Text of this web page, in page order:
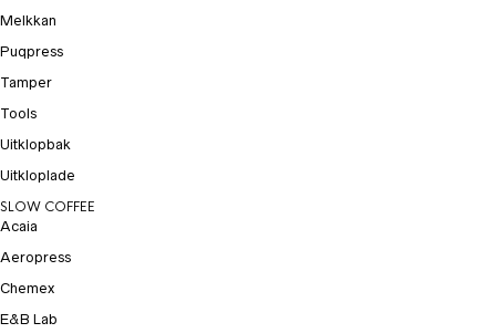
Melkkan
Puqpress
Tamper
Tools
Uitklopbak
Uitkloplade
SLOW COFFEE
Acaia
Aeropress
Chemex
E&B Lab